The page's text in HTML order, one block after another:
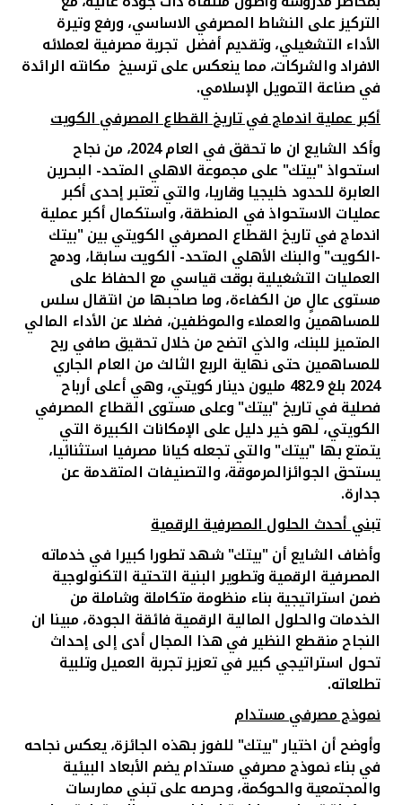
التركيز على النشاط المصرفي الاساسي، ورفع وتيرة
الأداء التشغيلي، وتقديم أفضل تجربة مصرفية لعملائه
الافراد والشركات، مما ينعكس على ترسيخ مكانته الرائدة
في صناعة التمويل الإسلامي.
أكبر عملية اندماج في تاريخ القطاع المصرفي الكويت
وأكد الشايع ان ما تحقق في العام 2024، من نجاح
استحواذ "بيتك" على مجموعة الاهلي المتحد- البحرين
العابرة للحدود خليجيا وقاريا، والتي تعتبر إحدى أكبر
عمليات الاستحواذ في المنطقة، واستكمال أكبر عملية
اندماج في تاريخ القطاع المصرفي الكويتي بين "بيتك
-الكويت" والبنك الأهلي المتحد- الكويت سابقا، ودمج
العمليات التشغيلية بوقت قياسي مع الحفاظ على
مستوى عالٍ من الكفاءة، وما صاحبها من انتقال سلس
للمساهمين والعملاء والموظفين، فضلا عن الأداء المالي
المتميز للبنك، والذي اتضح من خلال تحقيق صافي ربح
للمساهمين حتى نهاية الربع الثالث من العام الجاري
2024 بلغ 482.9 مليون دينار كويتي، وهي أعلى أرباح
فصلية في تاريخ "بيتك" وعلى مستوى القطاع المصرفي
الكويتي، لهو خير دليل على الإمكانات الكبيرة التي
يتمتع بها "بيتك" والتي تجعله كيانا مصرفيا استثنائيا،
يستحق الجوائزالمرموقة، والتصنيفات المتقدمة عن
جدارة.
تبني أحدث الحلول المصرفية الرقمية
وأضاف الشايعأن "بيتك" شهد تطورا كبيرا في خدماته
المصرفية الرقمية وتطوير البنية التحتية التكنولوجية
ضمن استراتيجية بناء منظومة متكاملة وشاملة من
الخدمات والحلول المالية الرقمية فائقة الجودة، مبينا ان
النجاح منقطع النظير في هذا المجال أدى إلى إحداث
تحول استراتيجي كبير في تعزيز تجربة العميل وتلبية
تطلعاته.
نموذج مصرفي مستدام
وأوضح أن اختيار "بيتك" للفوز بهذه الجائزة، يعكس نجاحه
في بناء نموذج مصرفي مستدام يضم الأبعاد البيئية
والمجتمعية والحوكمة، وحرصه على تبني ممارسات